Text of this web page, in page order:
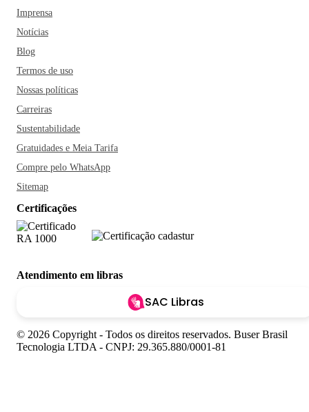
Imprensa
Notícias
Blog
Termos de uso
Nossas políticas
Carreiras
Sustentabilidade
Gratuidades e Meia Tarifa
Compre pelo WhatsApp
Sitemap
Certificações
Atendimento em libras
SAC Libras
© 2026 Copyright - Todos os direitos reservados. Buser Brasil
Tecnologia LTDA - CNPJ: 29.365.880/0001-81